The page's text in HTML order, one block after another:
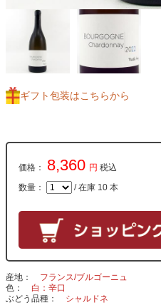
ギフト包装はこちらから
価格： 8,360 円 税込
数量： / 在庫 10 本
産地
フランス/ブルゴーニュ
色
白：辛口
ぶどう品種
シャルドネ